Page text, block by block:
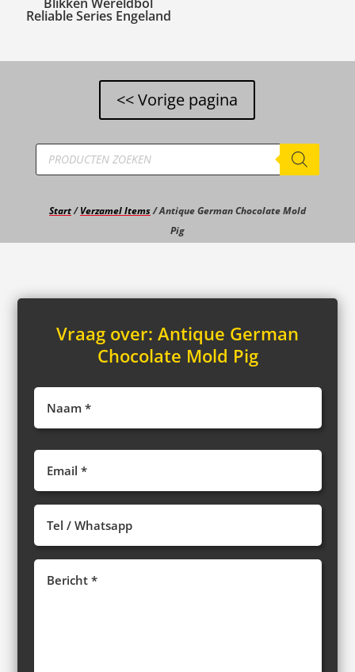
Reliable Series Engeland
Producten
zoeken
Start/Verzamel Items/ Antique German Chocolate Mold
Pig
Vraag over: Antique German
Chocolate Mold Pig